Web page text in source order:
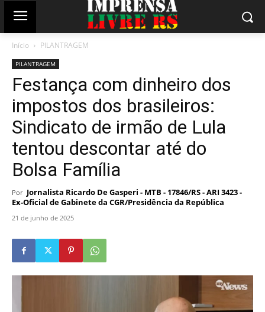
Início PILANTRAGEM
PILANTRAGEM
Festança com dinheiro dos
impostos dos brasileiros:
Sindicato de irmão de Lula
tentou descontar até do
Bolsa Família
Por Jornalista Ricardo De Gasperi - MTB - 17846/RS - ARI 3423 -
Ex-Oficial de Gabinete da CGR/Presidência da República
21 de junho de 2025